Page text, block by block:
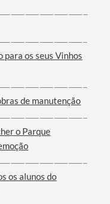
os seus Vinhos
de manutenção
o Parque
os alunos do